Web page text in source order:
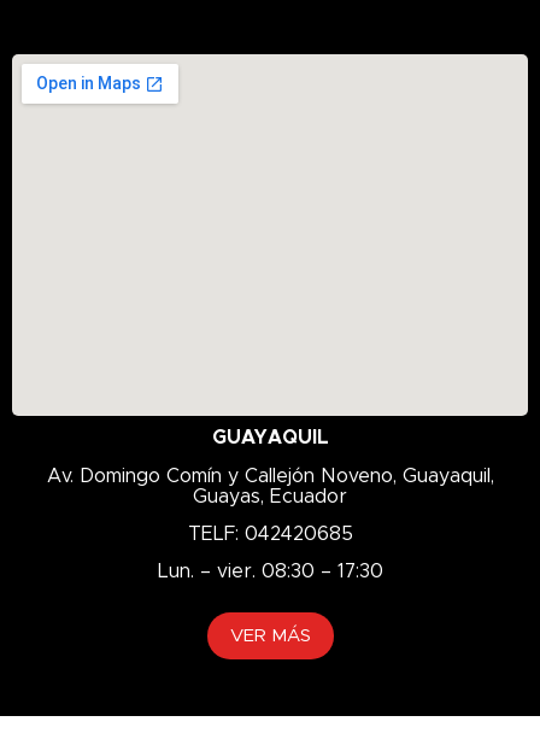
GUAYAQUIL
Av. Domingo Comín y Callejón Noveno, Guayaquil,
Guayas, Ecuador
TELF: 042420685
Lun. – vier. 08:30 – 17:30
VER MÁS